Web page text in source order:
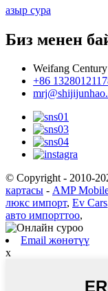
азыр сура
Биз менен
Weifang
+86
© Copyright - 2010-
картасы - AMP
люкс импорт, Ev Cars
авто импорттоо,
Email жөнөтүү
x